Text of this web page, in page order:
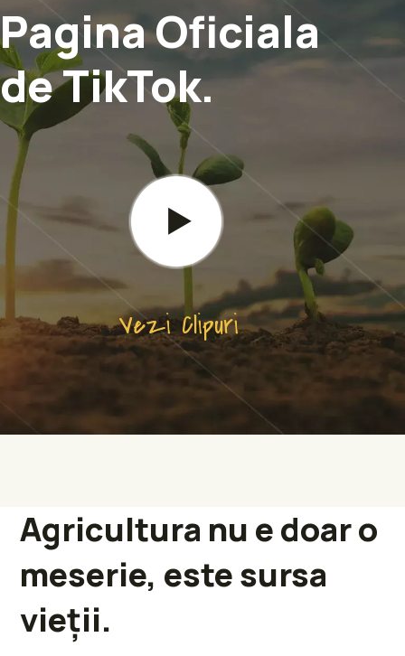
Pagina Oficiala
de TikTok.
Vezi Clipuri
Agricultura nu e doar o
meserie, este sursa
vieții.